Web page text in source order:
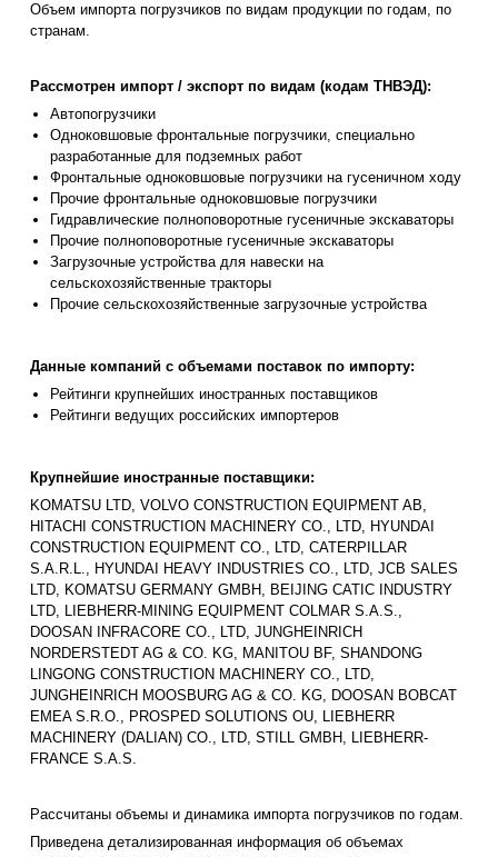
Объем импорта погрузчиков по видам продукции по годам, по
странам.
Рассмотрен импорт / экспорт по видам (кодам ТНВЭД):
Автопогрузчики
Одноковшовые фронтальные погрузчики, специально
разработанные для подземных работ
Фронтальные одноковшовые погрузчики на гусеничном ходу
Прочие фронтальные одноковшовые погрузчики
Гидравлические полноповоротные гусеничные экскаваторы
Прочие полноповоротные гусеничные экскаваторы
Загрузочные устройства для навески на
сельскохозяйственные тракторы
Прочие сельскохозяйственные загрузочные устройства
Данные компаний с объемами поставок по импорту:
Рейтинги крупнейших иностранных поставщиков
Рейтинги ведущих российских импортеров
Крупнейшие иностранные поставщики:
KOMATSU LTD, VOLVO CONSTRUCTION EQUIPMENT AB,
HITACHI CONSTRUCTION MACHINERY CO., LTD, HYUNDAI
CONSTRUCTION EQUIPMENT CO., LTD, CATERPILLAR
S.A.R.L., HYUNDAI HEAVY INDUSTRIES CO., LTD, JCB SALES
LTD, KOMATSU GERMANY GMBH, BEIJING CATIC INDUSTRY
LTD, LIEBHERR-MINING EQUIPMENT COLMAR S.A.S.,
DOOSAN INFRACORE CO., LTD, JUNGHEINRICH
NORDERSTEDT AG & CO. KG, MANITOU BF, SHANDONG
LINGONG CONSTRUCTION MACHINERY CO., LTD,
JUNGHEINRICH MOOSBURG AG & CO. KG, DOOSAN BOBCAT
EMEA S.R.O., PROSPED SOLUTIONS OU, LIEBHERR
MACHINERY (DALIAN) CO., LTD, STILL GMBH, LIEBHERR-
FRANCE S.A.S.
Рассчитаны объемы и динамика импорта погрузчиков по годам.
Приведена детализированная информация об объемах